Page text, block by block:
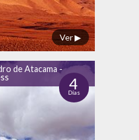
Ver ▶
de Atacama -
4
Días